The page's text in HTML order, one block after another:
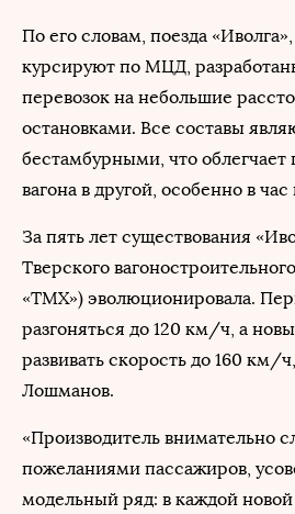
По его словам, поезда
курсируют по МЦД,
перевозок на небольшие
остановками. Все составы
бестамбурными, что облегчает
вагона в другой, особенно в час
За пять лет существования
Тверского
«ТМХ») эволюционировала.
разгоняться до 120 км/ч, а
развивать скорость до 160 км/
Лошманов.
«Производитель внимательно
пожеланиями пассажиров,
модельный ряд: в каждой